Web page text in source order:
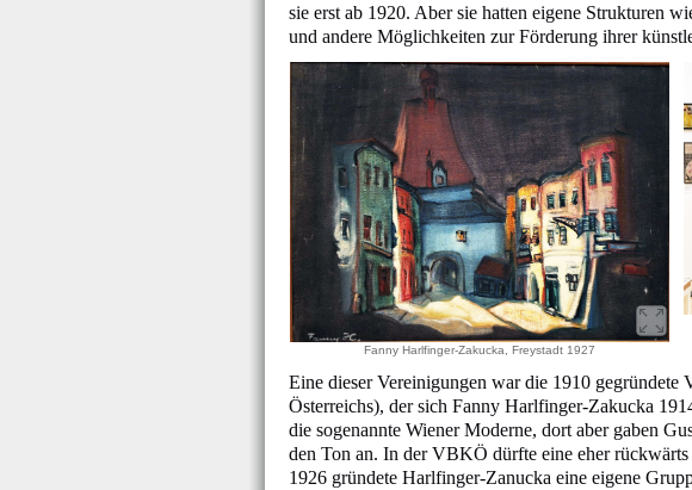
sie erst ab 1920. Aber sie hatten eigene Strukturen
und andere Möglichkeiten zur Förderung ihrer
Fanny Harlfinger-Zakucka, Freystadt 1927
Eine dieser Vereinigungen war die 1910
Österreichs), der sich Fanny Harlfinger-Zakucka
die sogenannte Wiener Moderne, dort aber gaben
den Ton an. In der VBKÖ dürfte eine eher
1926 gründete Harlfinger-Zanucka eine eigene